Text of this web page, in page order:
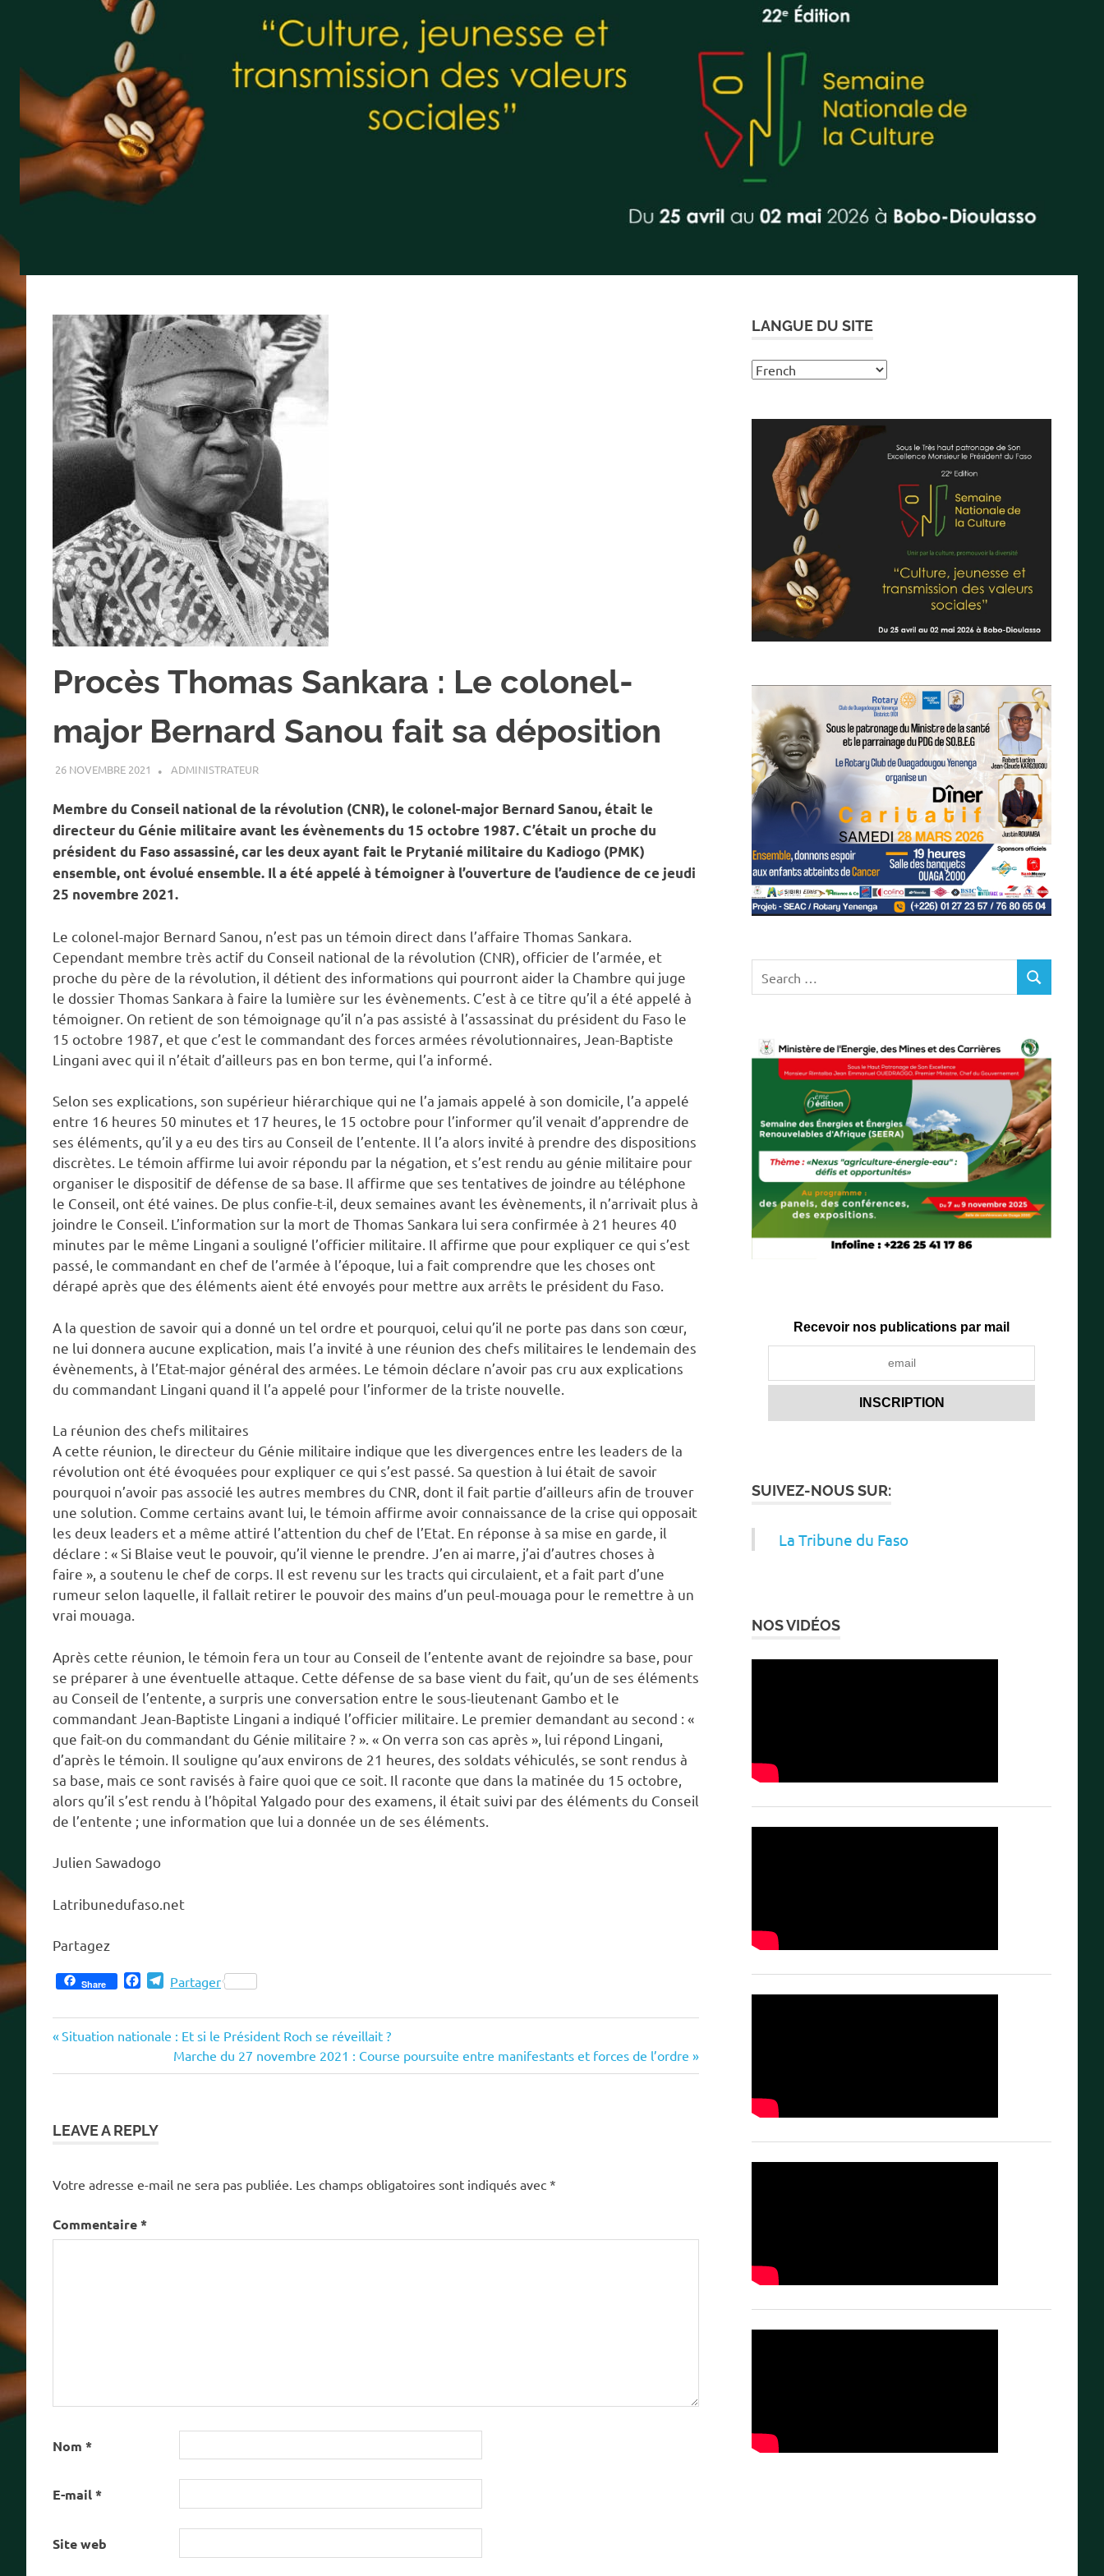
Procès Thomas Sankara : Le colonel-
major Bernard Sanou fait sa déposition
26 NOVEMBRE 2021 ADMINISTRATEURA LA UNE
Membre du Conseil national de la révolution (CNR), le colonel-major Bernard Sanou, était le
directeur du Génie militaire avant les évènements du 15 octobre 1987. C’était un proche du
président du Faso assassiné, car les deux ayant fait le Prytanié militaire du Kadiogo (PMK)
ensemble, ont évolué ensemble. Il a été appelé à témoigner à l’ouverture de l’audience de ce jeudi
25 novembre 2021.
Le colonel-major Bernard Sanou, n’est pas un témoin direct dans l’affaire Thomas Sankara.
Cependant membre très actif du Conseil national de la révolution (CNR), officier de l’armée, et
proche du père de la révolution, il détient des informations qui pourront aider la Chambre qui juge
le dossier Thomas Sankara à faire la lumière sur les évènements. C’est à ce titre qu’il a été appelé à
témoigner. On retient de son témoignage qu’il n’a pas assisté à l’assassinat du président du Faso le
15 octobre 1987, et que c’est le commandant des forces armées révolutionnaires, Jean-Baptiste
Lingani avec qui il n’était d’ailleurs pas en bon terme, qui l’a informé.
Selon ses explications, son supérieur hiérarchique qui ne l’a jamais appelé à son domicile, l’a appelé
entre 16 heures 50 minutes et 17 heures, le 15 octobre pour l’informer qu’il venait d’apprendre de
ses éléments, qu’il y a eu des tirs au Conseil de l’entente. Il l’a alors invité à prendre des dispositions
discrètes. Le témoin affirme lui avoir répondu par la négation, et s’est rendu au génie militaire pour
organiser le dispositif de défense de sa base. Il affirme que ses tentatives de joindre au téléphone
le Conseil, ont été vaines. De plus confie-t-il, deux semaines avant les évènements, il n’arrivait plus à
joindre le Conseil. L’information sur la mort de Thomas Sankara lui sera confirmée à 21 heures 40
minutes par le même Lingani a souligné l’officier militaire. Il affirme que pour expliquer ce qui s’est
passé, le commandant en chef de l’armée à l’époque, lui a fait comprendre que les choses ont
dérapé après que des éléments aient été envoyés pour mettre aux arrêts le président du Faso.
A la question de savoir qui a donné un tel ordre et pourquoi, celui qu’il ne porte pas dans son cœur,
ne lui donnera aucune explication, mais l’a invité à une réunion des chefs militaires le lendemain des
évènements, à l’Etat-major général des armées. Le témoin déclare n’avoir pas cru aux explications
du commandant Lingani quand il l’a appelé pour l’informer de la triste nouvelle.
La réunion des chefs militaires
A cette réunion, le directeur du Génie militaire indique que les divergences entre les leaders de la
révolution ont été évoquées pour expliquer ce qui s’est passé. Sa question à lui était de savoir
pourquoi n’avoir pas associé les autres membres du CNR, dont il fait partie d’ailleurs afin de trouver
une solution. Comme certains avant lui, le témoin affirme avoir connaissance de la crise qui opposait
les deux leaders et a même attiré l’attention du chef de l’Etat. En réponse à sa mise en garde, il
déclare : « Si Blaise veut le pouvoir, qu’il vienne le prendre. J’en ai marre, j’ai d’autres choses à
faire », a soutenu le chef de corps. Il est revenu sur les tracts qui circulaient, et a fait part d’une
rumeur selon laquelle, il fallait retirer le pouvoir des mains d’un peul-mouaga pour le remettre à un
vrai mouaga.
Après cette réunion, le témoin fera un tour au Conseil de l’entente avant de rejoindre sa base, pour
se préparer à une éventuelle attaque. Cette défense de sa base vient du fait, qu’un de ses éléments
au Conseil de l’entente, a surpris une conversation entre le sous-lieutenant Gambo et le
commandant Jean-Baptiste Lingani a indiqué l’officier militaire. Le premier demandant au second : «
que fait-on du commandant du Génie militaire ? ». « On verra son cas après », lui répond Lingani,
d’après le témoin. Il souligne qu’aux environs de 21 heures, des soldats véhiculés, se sont rendus à
sa base, mais ce sont ravisés à faire quoi que ce soit. Il raconte que dans la matinée du 15 octobre,
alors qu’il s’est rendu à l’hôpital Yalgado pour des examens, il était suivi par des éléments du Conseil
de l’entente ; une information que lui a donnée un de ses éléments.
Julien Sawadogo
Latribunedufaso.net
Partagez
Share FacebookTelegram
Partager
Navigation
de
Previous
Situation nationale : Et si le Président Roch se réveillait ?
Next
Post:
Marche du 27 novembre 2021 : Course poursuite entre manifestants et forces de l’ordre
LEAVE A REPLY
Votre adresse e-mail ne sera pas publiée. Les champs obligatoires sont indiqués avec *
Commentaire*
Nom *
E-mail*
Site web
LANGUE DU SITE
for:
SEARCH
Recevoir nos publications par mail
SUIVEZ-NOUS SUR:
La Tribune du Faso
NOS VIDÉOS